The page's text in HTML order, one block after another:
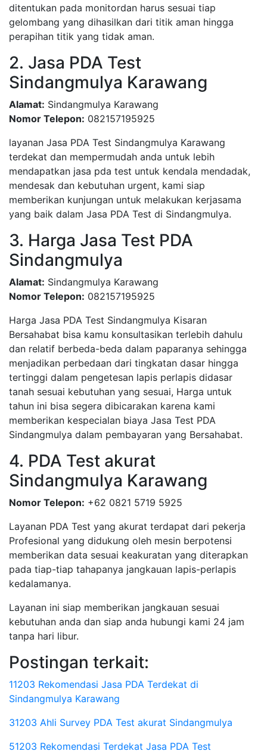
ditentukan pada monitordan harus sesuai tiap
gelombang yang dihasilkan dari titik aman hingga
perapihan titik yang tidak aman.
2. Jasa PDA Test
Sindangmulya Karawang
Alamat: Sindangmulya Karawang
Nomor Telepon: 082157195925
layanan Jasa PDA Test Sindangmulya Karawang
terdekat dan mempermudah anda untuk lebih
mendapatkan jasa pda test untuk kendala mendadak,
mendesak dan kebutuhan urgent, kami siap
memberikan kunjungan untuk melakukan kerjasama
yang baik dalam Jasa PDA Test di Sindangmulya.
3. Harga Jasa Test PDA
Sindangmulya
Alamat: Sindangmulya Karawang
Nomor Telepon: 082157195925
Harga Jasa PDA Test Sindangmulya Kisaran
Bersahabat bisa kamu konsultasikan terlebih dahulu
dan relatif berbeda-beda dalam paparanya sehingga
menjadikan perbedaan dari tingkatan dasar hingga
tertinggi dalam pengetesan lapis perlapis didasar
tanah sesuai kebutuhan yang sesuai, Harga untuk
tahun ini bisa segera dibicarakan karena kami
memberikan kespecialan biaya Jasa Test PDA
Sindangmulya dalam pembayaran yang Bersahabat.
4. PDA Test akurat
Sindangmulya Karawang
Nomor Telepon: +62 0821 5719 5925
Layanan PDA Test yang akurat terdapat dari pekerja
Profesional yang didukung oleh mesin berpotensi
memberikan data sesuai keakuratan yang diterapkan
pada tiap-tiap tahapanya jangkauan lapis-perlapis
kedalamanya.
Layanan ini siap memberikan jangkauan sesuai
kebutuhan anda dan siap anda hubungi kami 24 jam
tanpa hari libur.
Postingan terkait:
11203 Rekomendasi Jasa PDA Terdekat di
Sindangmulya Karawang
31203 Ahli Survey PDA Test akurat Sindangmulya
51203 Rekomendasi Terdekat Jasa PDA Test